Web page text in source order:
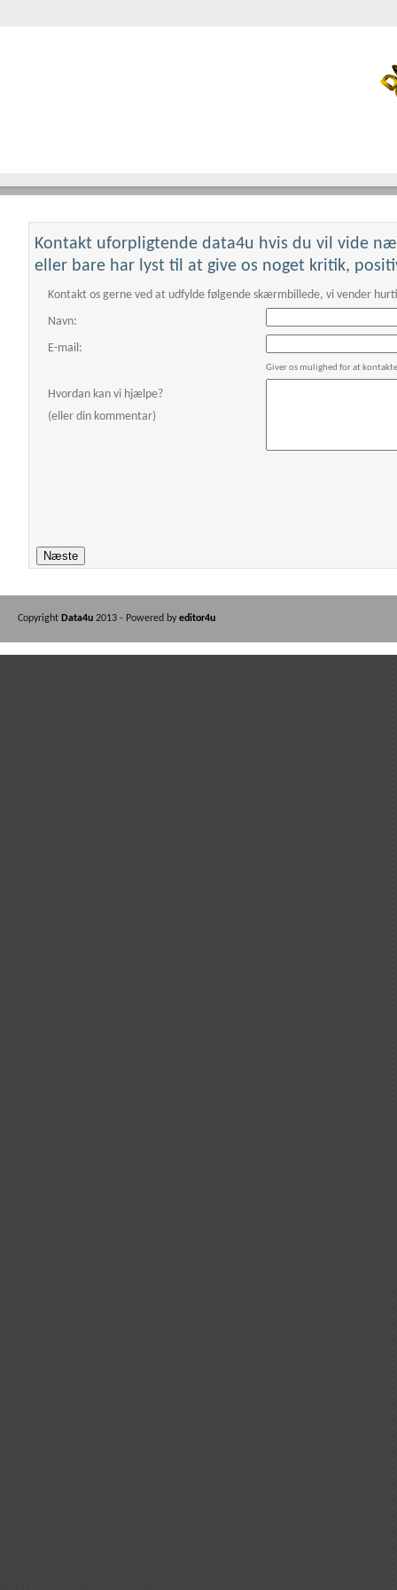
This page can't
Do you own this
Kontakt uforpligtende data4u hvis du vil vide
eller bare har lyst til at give os noget kritik,
Kontakt os gerne ved at udfylde følgende skærmbillede, vi vender
Navn:
E-mail:
Giver os mulighed for at
Hvordan kan vi hjælpe?
(eller din kommentar)
Copyright Data4u 2013 - Powered by editor4u